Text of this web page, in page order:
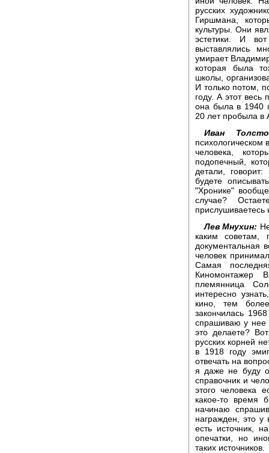
русских
Гиршмана,
культуры. Они
эстетики. И
выставлялись
умирает
которая была
школы,
И только потом,
году. А этот
она была в 1940
20 лет пробыла в
Иван
человека,
подопечный,
детали,
будете
"Хронике"
случае?
Лев Мнухин:
каким советам,
документальная
человек
Самая
Киномонтажер
племянница
интересно
кино, тем
закончилась
спрашиваю у нее
это делаете?
русских корней
в 1918 году
отвечать на
я даже не буду
справочник и
этого человека
какое-то время
начинаю
награжден, это у
есть источник,
опечатки, но
таких источников.